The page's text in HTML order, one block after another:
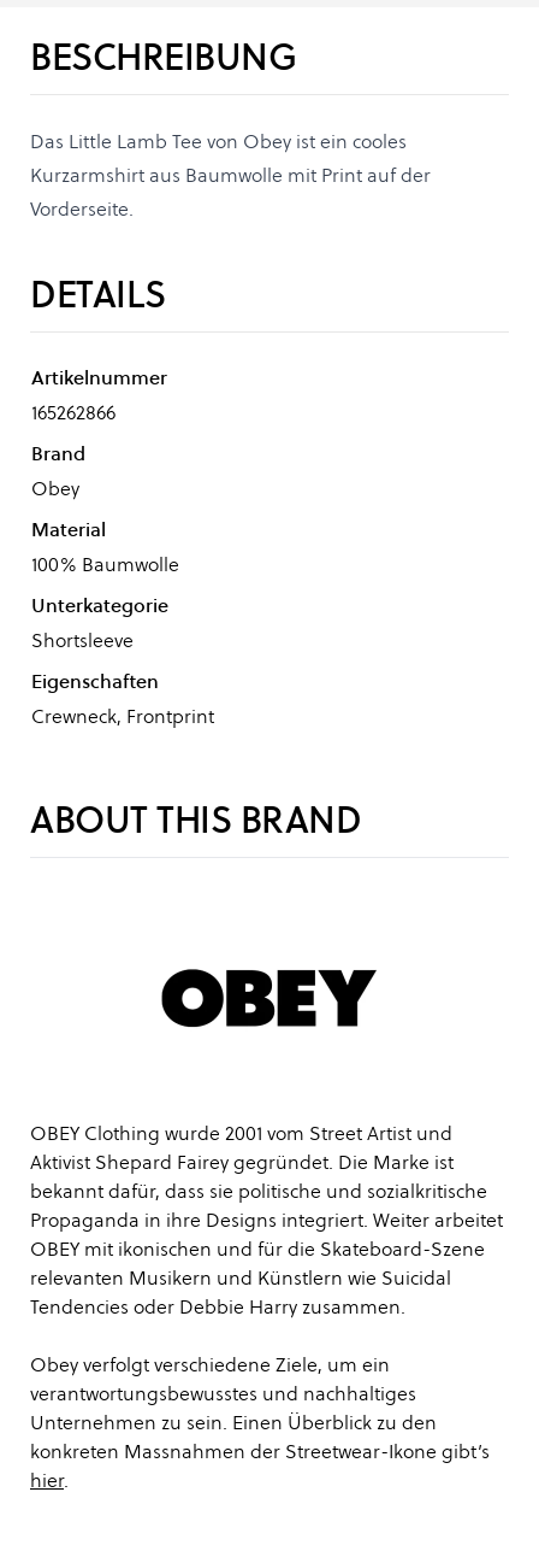
BESCHREIBUNG
Das Little Lamb Tee von Obey ist ein cooles
Kurzarmshirt aus Baumwolle mit Print auf der
Vorderseite.
DETAILS
Artikelnummer
165262866
Brand
Obey
Material
100% Baumwolle
Unterkategorie
Shortsleeve
Eigenschaften
Crewneck, Frontprint
ABOUT THIS BRAND
OBEY Clothing wurde 2001 vom Street Artist und
Aktivist Shepard Fairey gegründet. Die Marke ist
bekannt dafür, dass sie politische und sozialkritische
Propaganda in ihre Designs integriert. Weiter arbeitet
OBEY mit ikonischen und für die Skateboard-Szene
relevanten Musikern und Künstlern wie Suicidal
Tendencies oder Debbie Harry zusammen.
Obey verfolgt verschiedene Ziele, um ein
verantwortungsbewusstes und nachhaltiges
Unternehmen zu sein. Einen Überblick zu den
konkreten Massnahmen der Streetwear-Ikone gibt’s
hier.